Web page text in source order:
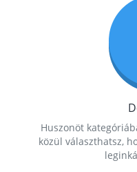
Huszonöt
közül választhatsz,